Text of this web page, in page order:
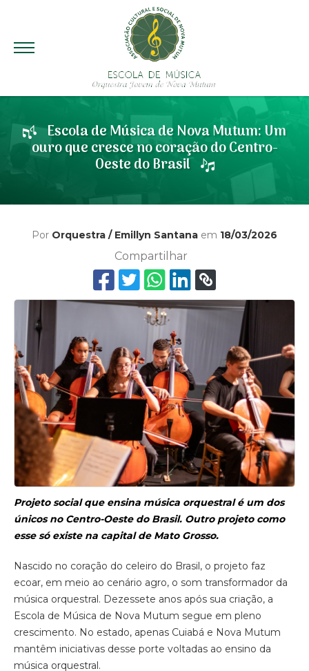
Escola de Música de Nova Mutum: Um
ouro que cresce no coração do Centro-
Oeste do Brasil
Por Orquestra / Emillyn Santana em 18/03/2026
Compartilhar
Projeto social que ensina música orquestral é um dos
únicos no Centro-Oeste do Brasil. Outro projeto como
esse só existe na capital de Mato Grosso.
Nascido no coração do celeiro do Brasil, o projeto faz
ecoar, em meio ao cenário agro, o som transformador da
música orquestral. Dezessete anos após sua criação, a
Escola de Música de Nova Mutum segue em pleno
crescimento. No estado, apenas Cuiabá e Nova Mutum
mantêm iniciativas desse porte voltadas ao ensino da
música orquestral.